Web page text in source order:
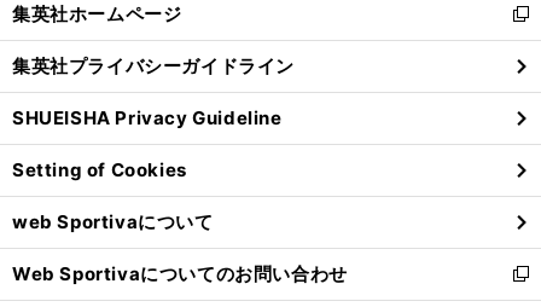
閉
る
集英社ホームページ
新
し
い
ウ
ィ
ン
ド
ウ
で
開
く
集英社プライバシーガイドライン
SHUEISHA Privacy Guideline
Setting of Cookies
web Sportivaについて
Web Sportivaについてのお問い合わせ
新